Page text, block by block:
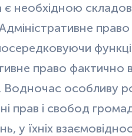
є необхідною
право фактично
Водночас особливу
прав і свобод
у їхніх